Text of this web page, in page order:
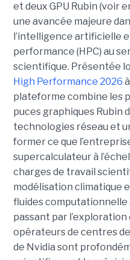
et deux GPU Rubin (voir
une avancée majeure
l’intelligence artificielle
performance (HPC) au
scientifique. Présentée
High Performance 2026
plateforme combine les
puces graphiques Rubin
technologies réseau et
former ce que
supercalculateur à
charges de travail
modélisation climatique
fluides computationnelle
passant par
opérateurs de centres
de Nvidia sont